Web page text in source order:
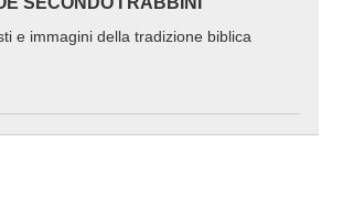
e immagini della tradizione biblica